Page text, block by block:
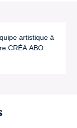
artistique à
CRÉA.ABO